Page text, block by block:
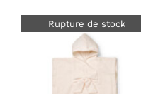
Rupture de stock
DÉTAILS